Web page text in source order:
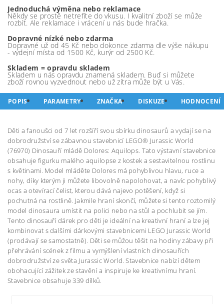
Jednoduchá výměna nebo reklamace
Někdy se prostě netrefíte do vkusu. I kvalitní zboží se může
rozbít. Ale reklamace i vrácení u nás bude hračka.
Dopravné nízké nebo zdarma
Dopravné už od 45 Kč nebo dokonce zdarma dle výše nákupu
- výdejní místa od 1500 Kč, kurýr od 2500 Kč.
Skladem = opravdu skladem
Skladem u nás opravdu znamená skladem. Buď si můžete
zboží rovnou vyzvednout nebo už zítra může být u Vás.
POPIS PARAMETRY ZNAČKA DISKUZE HODNOCENÍ
Děti a fanoušci od 7 let rozšíří svou sbírku dinosaurů a vydají se na
dobrodružství se zábavnou stavebnicí LEGO® Jurassic World
(76970) Dinosauří mládě Dolores: Aquilops. Tato výstavní stavebnice
obsahuje figurku malého aquilopse z kostek a sestavitelnou rostlinu
s květinami. Model mláděte Dolores má pohyblivou hlavu, ruce a
nohy, díky kterým ji můžete libovolně napolohovat, a navíc pohyblivý
ocas a otevírací čelist, kterou dává najevo potěšení, když si
pochutná na rostlině. Jakmile hraní skončí, můžete si tento roztomilý
model dinosaura umístit na polici nebo na stůl a pochlubit se jím.
Tento dinosauří dárek pro děti je ideální na kreativní hraní a lze jej
kombinovat s dalšími dárkovými stavebnicemi LEGO Jurassic World
(prodávají se samostatně). Děti se můžou těšit na hodiny zábavy při
přehrávání scének z filmu a vymýšlení vlastních dinosauřích
dobrodružství ze světa Jurassic World. Stavebnice nabízí dětem
obohacující zážitek ze stavění a inspiruje ke kreativnímu hraní.
Stavebnice obsahuje 339 dílků.